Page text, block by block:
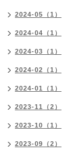
2024-05（1）
2024-04（1）
2024-03（1）
2024-02（1）
2024-01（1）
2023-11（2）
2023-10（1）
2023-09（2）